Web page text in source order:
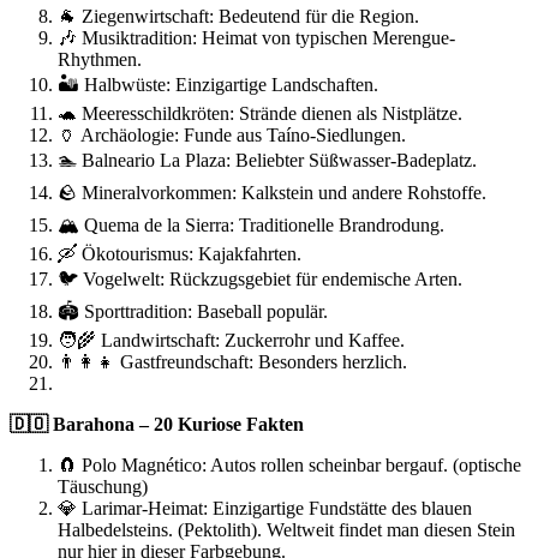
🐐 Ziegenwirtschaft: Bedeutend für die Region.
🎶 Musiktradition: Heimat von typischen Merengue-
Rhythmen.
🏜️ Halbwüste: Einzigartige Landschaften.
🐢 Meeresschildkröten: Strände dienen als Nistplätze.
🏺 Archäologie: Funde aus Taíno-Siedlungen.
🏊 Balneario La Plaza: Beliebter Süßwasser-Badeplatz.
🪨 Mineralvorkommen: Kalkstein und andere Rohstoffe.
🏔️ Quema de la Sierra: Traditionelle Brandrodung.
🛶 Ökotourismus: Kajakfahrten.
🐦 Vogelwelt: Rückzugsgebiet für endemische Arten.
🏟️ Sporttradition: Baseball populär.
🧑‍🌾 Landwirtschaft: Zuckerrohr und Kaffee.
👨‍👩‍👧 Gastfreundschaft: Besonders herzlich.
🇩🇴 Barahona – 20 Kuriose Fakten
🧲 Polo Magnético: Autos rollen scheinbar bergauf. (optische
Täuschung)
💎 Larimar-Heimat: Einzigartige Fundstätte des blauen
Halbedelsteins. (Pektolith). Weltweit findet man diesen Stein
nur hier in dieser Farbgebung.